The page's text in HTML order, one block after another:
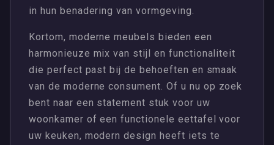
in hun benadering van vormgeving.
Kortom, moderne meubels bieden een
harmonieuze mix van stijl en functionaliteit
die perfect past bij de behoeften en smaak
van de moderne consument. Of u nu op zoek
bent naar een statement stuk voor uw
woonkamer of een functionele eettafel voor
uw keuken, modern design heeft iets te